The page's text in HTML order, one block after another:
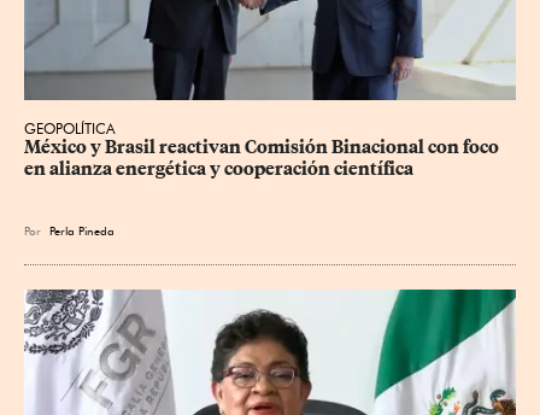
GEOPOLÍTICA
México y Brasil reactivan Comisión Binacional con foco
en alianza energética y cooperación científica
Por Perla Pineda